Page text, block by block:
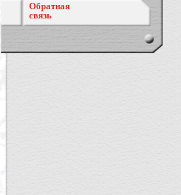
Обратная
связь